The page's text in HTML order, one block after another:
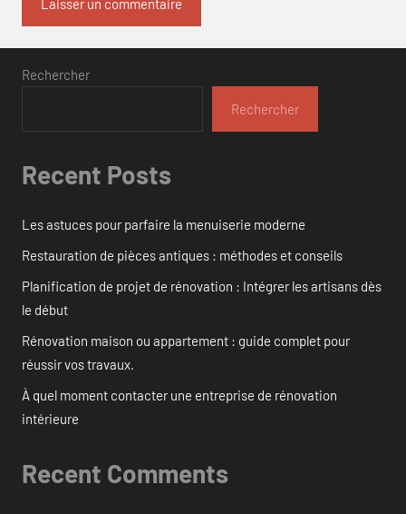
Rechercher
Rechercher
Recent Posts
Les astuces pour parfaire la menuiserie moderne
Restauration de pièces antiques : méthodes et conseils
Planification de projet de rénovation : Intégrer les artisans dès
le début
Rénovation maison ou appartement : guide complet pour
réussir vos travaux.
À quel moment contacter une entreprise de rénovation
intérieure
Recent Comments